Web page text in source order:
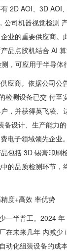
2D AOI、3D AOI
司机器视觉检测
业的重要供应商
品点胶机结合 AI
，可应用于半导体
应商。依据公司
检测设备已交 付至
，并获得英飞凌
设计、生产能力
电子领域领先企
包括 3D 锡膏印
的品质检测环节
度+高效 率优势
一半普工。2024
在未来几年 内减
动化组装设备的成